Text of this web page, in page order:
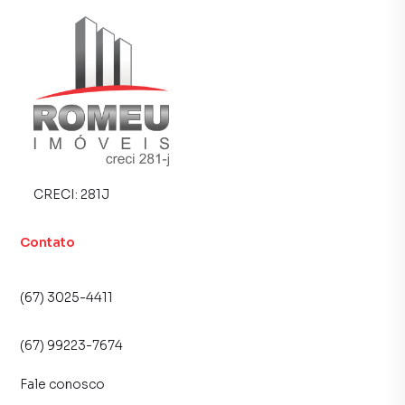
contatos interessados e tendo como consequência uma
maior chance de vender ou alugar seu imóvel mais rápido.
corretores treinados e uma central de atendimento
preparada para atender proprietários e inquilinos.
CRECI: 281J
Contato
(67) 3025-4411
(67) 99223-7674
Fale conosco